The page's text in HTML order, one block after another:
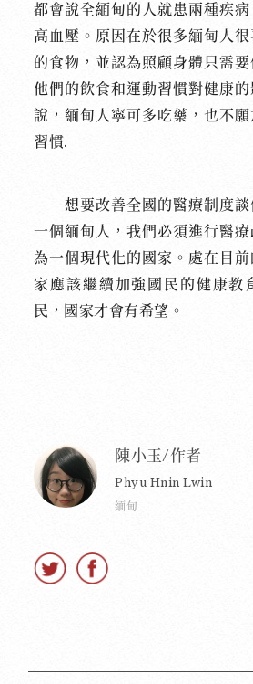
都會說全緬甸的人就患兩種疾
高血壓。原因在於很多緬甸人
的食物，並認為照顧身體只需
他們的飲食和運動習慣對健康
說，緬甸人寧可多吃藥，也不願
習慣.
想要改善全國的醫療制度談
一個緬甸人，我們必須進行醫
為一個現代化的國家。處在目
家應該繼續加強國民的健康教
民，國家才會有希望。
陳小玉/作者
Phyu Hnin Lwin
緬甸